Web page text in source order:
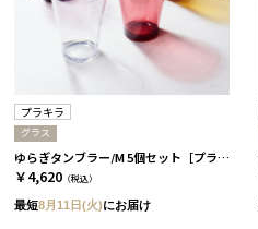
プラキラ
グラス
ゆらぎタンブラー/M 5個セット［プラキラ］
￥4,620 （税込）
最短8月11日(火)にお届け